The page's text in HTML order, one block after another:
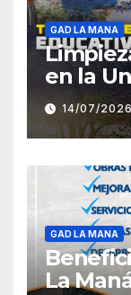
GAD LA MANA
en la
Carlota
14/07/
GAD LA MANA
La